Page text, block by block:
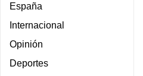
España
Internacional
Opinión
Deportes